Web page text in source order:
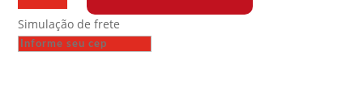
-
Punch
Simulação de frete